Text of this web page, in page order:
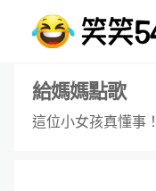
給媽媽點歌
這位小女孩真懂事